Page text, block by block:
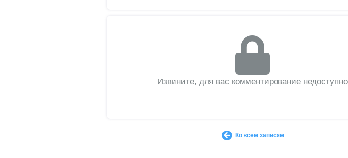
Извините, для вас комментирование недоступно
Ко всем записям